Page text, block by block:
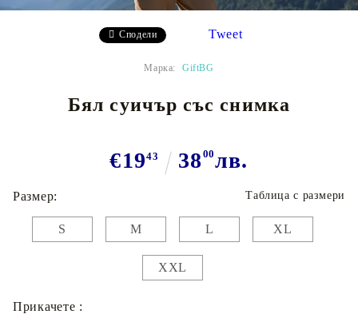
Сподели Tweet
Марка: GiftBG
Бял суичър със снимка
€1943 38 00лв.
Размер: Таблица с размери
S M L XL
XXL
Прикачете :